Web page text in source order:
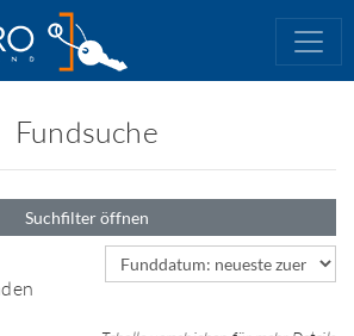
Fundsuche
Suchfilter öffnen
Sortierfeld